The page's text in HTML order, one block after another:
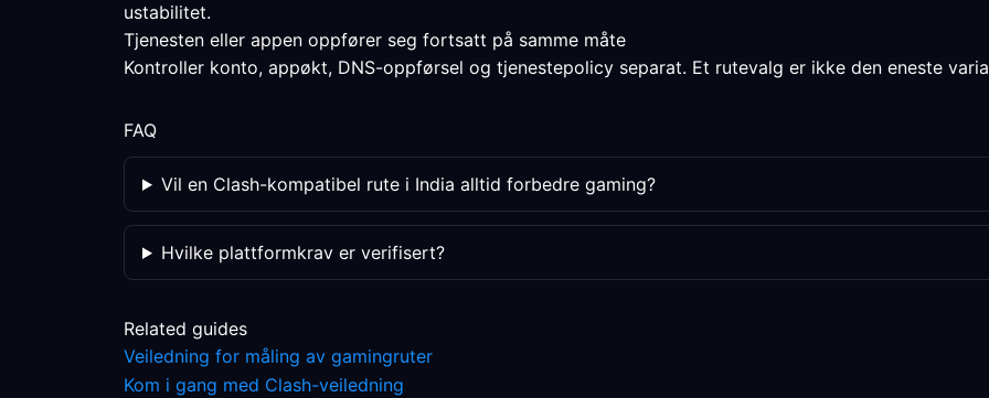
ustabilitet.
Tjenesten eller appen oppfører seg fortsatt på samme måte
Kontroller konto, appøkt, DNS-oppførsel og tjenestepolicy separat. Et rutevalg er ikke den eneste
FAQ
Vil en Clash-kompatibel rute i India alltid forbedre gaming?
Hvilke plattformkrav er verifisert?
Related guides
Veiledning for måling av gamingruter
Kom i gang med Clash-veiledning